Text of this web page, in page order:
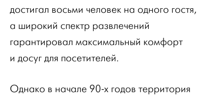
достигал восьми человек на одного гостя,
а широкий спектр развлечений
гарантировал максимальный комфорт
и досуг для посетителей.
Однако в начале 90-х годов территория